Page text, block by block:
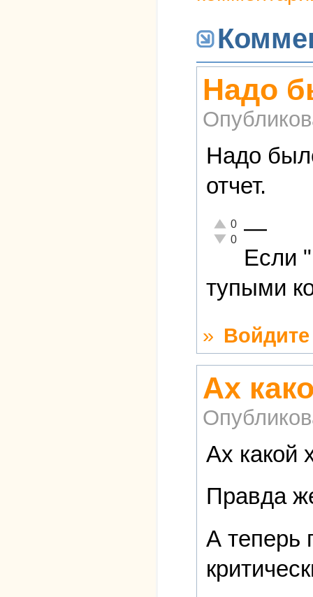
Надо
Надо
отчет.
Отлично!
0
Неадекватно!
0 —
Если
тупыми
» Войдите
Ах
Ах какой
Правда
А теперь